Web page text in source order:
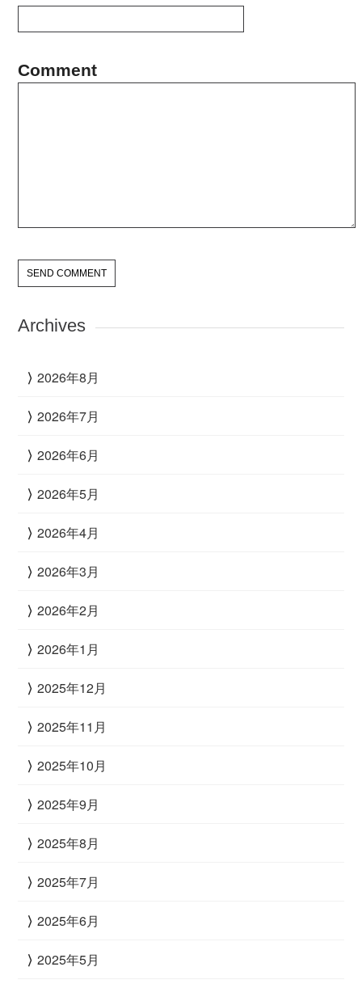
Comment
Archives
2026年8月
2026年7月
2026年6月
2026年5月
2026年4月
2026年3月
2026年2月
2026年1月
2025年12月
2025年11月
2025年10月
2025年9月
2025年8月
2025年7月
2025年6月
2025年5月